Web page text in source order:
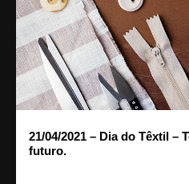
21/04/2021 – Dia do Têxtil –
futuro.